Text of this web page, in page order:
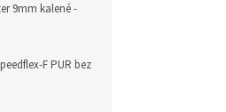
9mm kalené -
F PUR bez